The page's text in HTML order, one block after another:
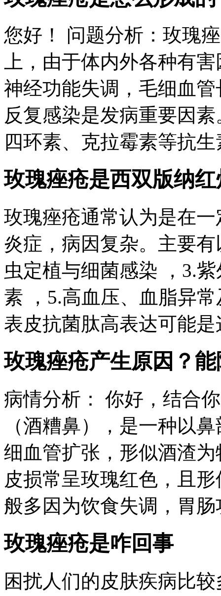
您好！ 问题分析：玫瑰
上，由于体内外各种有
神经功能失调，毛细血
反复感染是发病重要因
四环素、克拉霉素等抗
玫瑰痤疮是西双版纳
玫瑰痤疮通常认为是在
炎症，病因复杂。主要
虫定植与细菌感染 ，3.
素 ，5.高血压、血脂异
表皮抗菌肽高表达可能是
玫瑰痤疮产生原因？
病情分析： 你好，结合
（酒糟鼻），是一种以
细血管扩张，形似酒渣
皮损常呈玫瑰红色，且
般多因为饮食失调，胃
玫瑰痤疮是咋回事
困扰人们的皮肤疾病比